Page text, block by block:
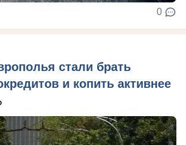
0
стали брать
и копить активнее